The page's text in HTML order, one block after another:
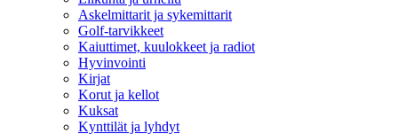
Askelmittarit ja sykemittarit
Golf-tarvikkeet
Kaiuttimet, kuulokkeet ja radiot
Hyvinvointi
Kirjat
Korut ja kellot
Kuksat
Kynttilät ja lyhdyt